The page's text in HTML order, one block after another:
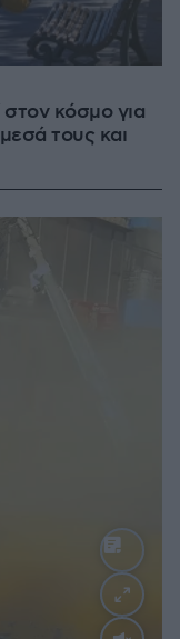
στον κόσμο για
τους και